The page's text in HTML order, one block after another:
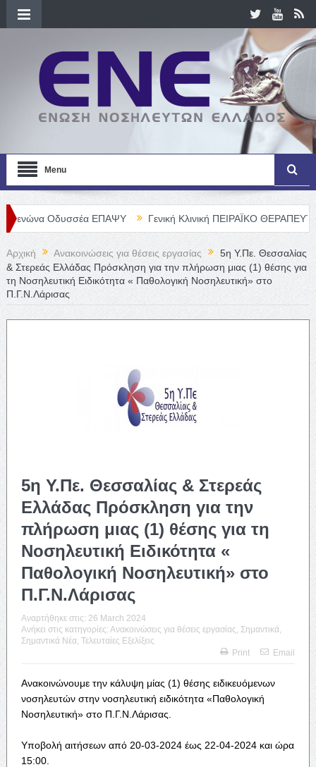
Menu
Οδυσσέα ΕΠΑΨΥ Γενική Κλινική ΠΕΙΡΑΪΚΟ ΘΕΡΑΠΕΥΤΗΡΙΟ Α. Ε.
Αρχική Ανακοινώσεις για θέσεις εργασίας
5η Υ.Πε. Θεσσαλίας
& Στερεάς Ελλάδας Πρόσκληση για την πλήρωση μιας (1) θέσης για
τη Νοσηλευτική Ειδικότητα « Παθολογική Νοσηλευτική» στο
Π.Γ.Ν.Λάρισας
5η Υ.Πε. Θεσσαλίας & Στερεάς
Ελλάδας Πρόσκληση για την
πλήρωση μιας (1) θέσης για τη
Νοσηλευτική Ειδικότητα «
Παθολογική Νοσηλευτική» στο
Π.Γ.Ν.Λάρισας
Αναρτήθηκε στις: 26 March 2024
Ανήκει στις κατηγορίες: Ανακοινώσεις για θέσεις εργασίας Σημαντικά
Σημαντικά Νέα Τελευταίες Εξελίξεις
Print
Email
Ανακοινώνουμε την κάλυψη μίας (1) θέσης ειδικευόμενων
νοσηλευτών στην νοσηλευτική ειδικότητα «Παθολογική
Νοσηλευτική» στο Π.Γ.Ν.Λάρισας.
Υποβολή αιτήσεων από 20-03-2024 έως 22-04-2024 και ώρα
15:00.